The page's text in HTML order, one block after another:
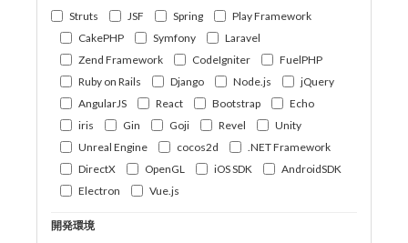
Struts
JSF Spring
Play Framework
CakePHP
Symfony
Laravel
Zend Framework
CodeIgniter
FuelPHP
Ruby on Rails
Django Node.js
jQuery
AngularJS
React Bootstrap
Echo
iris
Gin Goji Revel
Unity
Unreal Engine
cocos2d
.NET Framework
DirectX
OpenGL iOS SDK
AndroidSDK
Electron
Vue.js
開発環境